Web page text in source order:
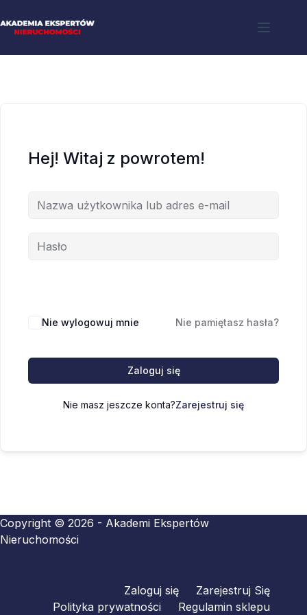
Hej! Witaj z powrotem!
Nie wylogowuj mnie Nie pamiętasz hasła?
Zaloguj się
Nie masz jeszcze konta?Zarejestruj się
Copyright © 2026 - Akademi Ekspertów
Nieruchomości
Zaloguj się
Zarejestruj Się
Polityka prywatności
Regulamin sklepu